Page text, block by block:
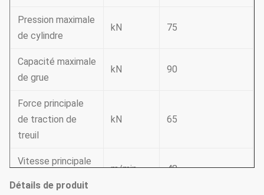
Pression maximale
de cylindre
kN 75
Capacité maximale
de grue
kN 90
Force principale
de traction de
treuil
kN 65
Vitesse principale
m/min 48
Détails de produit